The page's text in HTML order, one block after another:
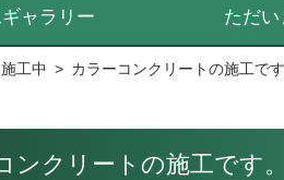
ャラリー ただい
工中 カラーコンクリートの施工
ンクリートの施工で